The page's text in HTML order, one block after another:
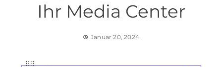
Ihr Media Center
Januar 20, 2024